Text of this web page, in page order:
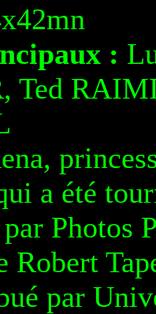
:
Ted
a été
Photos
Robert
par